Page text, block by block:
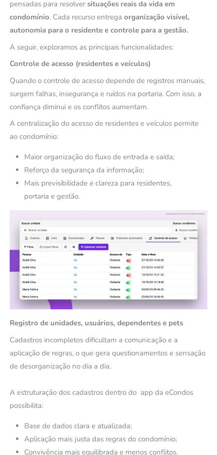
pensadas para resolver situações reais da vida em
condomínio. Cada recurso entrega organização visível,
autonomia para o residente e controle para a gestão.
A seguir, exploramos as principais funcionalidades:
Controle de acesso (residentes e veículos)
Quando o controle de acesso depende de registros manuais,
surgem falhas, insegurança e ruídos na portaria. Com isso, a
confiança diminui e os conflitos aumentam.
A centralização do acesso de residentes e veículos permite
ao condomínio:
Maior organização do fluxo de entrada e saída;
Reforço da segurança da informação;
Mais previsibilidade e clareza para residentes,
portaria e gestão.
Registro de unidades, usuários, dependentes e pets
Cadastros incompletos dificultam a comunicação e a
aplicação de regras, o que gera questionamentos e sensação
de desorganização no dia a dia.
A estruturação dos cadastros dentro do app da eCondos
possibilita:
Base de dados clara e atualizada;
Aplicação mais justa das regras do condomínio;
Convivência mais equilibrada e menos conflitos.